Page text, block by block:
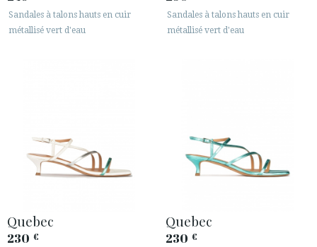
Sandales à talons hauts en cuir
métallisé vert d'eau
Sandales à talons hauts en cuir
métallisé vert d'eau
Quebec
230 €
Quebec
230 €